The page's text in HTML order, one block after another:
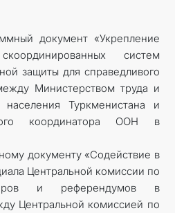
документ «Укрепление
систем
защиты для справедливого
Министерством труда и
Туркменистана и
координатора ООН в
документу «Содействие в
Центральной комиссии по
и референдумов в
Центральной комиссией по